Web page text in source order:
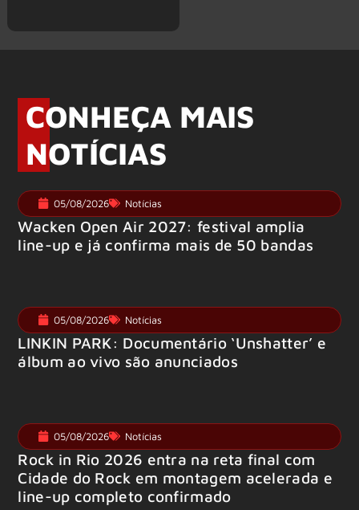
CONHEÇA MAIS
NOTÍCIAS
05/08/2026 Notícias
Wacken Open Air 2027: festival amplia
line-up e já confirma mais de 50 bandas
05/08/2026 Notícias
LINKIN PARK: Documentário ‘Unshatter’ e
álbum ao vivo são anunciados
05/08/2026 Notícias
Rock in Rio 2026 entra na reta final com
Cidade do Rock em montagem acelerada e
line-up completo confirmado